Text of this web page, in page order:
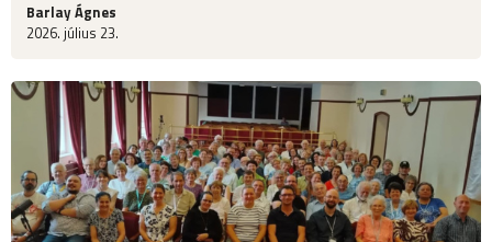
Barlay Ágnes
2026. július 23.